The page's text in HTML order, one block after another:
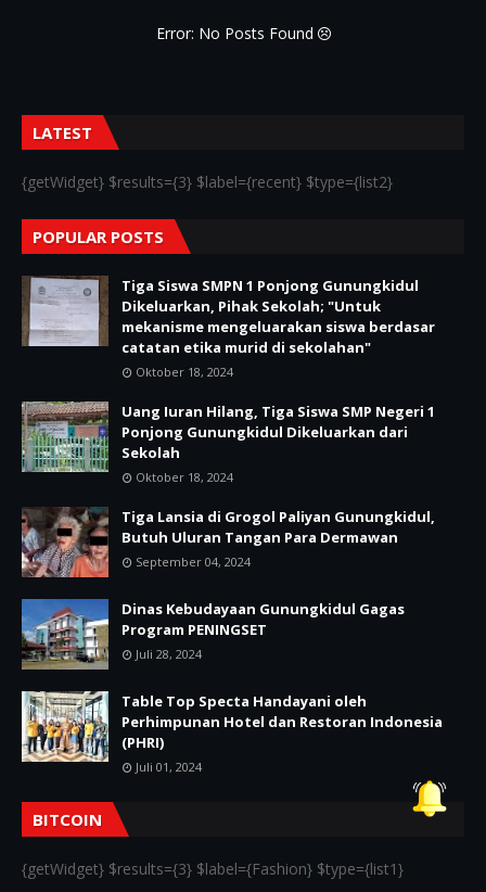
Error: No Posts Found
LATEST
{getWidget} $results={3} $label={recent} $type={list2}
POPULAR POSTS
Tiga Siswa SMPN 1 Ponjong Gunungkidul
Dikeluarkan, Pihak Sekolah; "Untuk
mekanisme mengeluarakan siswa berdasar
catatan etika murid di sekolahan"
Oktober 18, 2024
Uang Iuran Hilang, Tiga Siswa SMP Negeri 1
Ponjong Gunungkidul Dikeluarkan dari
Sekolah
Oktober 18, 2024
Tiga Lansia di Grogol Paliyan Gunungkidul,
Butuh Uluran Tangan Para Dermawan
September 04, 2024
Dinas Kebudayaan Gunungkidul Gagas
Program PENINGSET
Juli 28, 2024
Table Top Specta Handayani oleh
Perhimpunan Hotel dan Restoran Indonesia
(PHRI)
Juli 01, 2024
BITCOIN
{getWidget} $results={3} $label={Fashion} $type={list1}